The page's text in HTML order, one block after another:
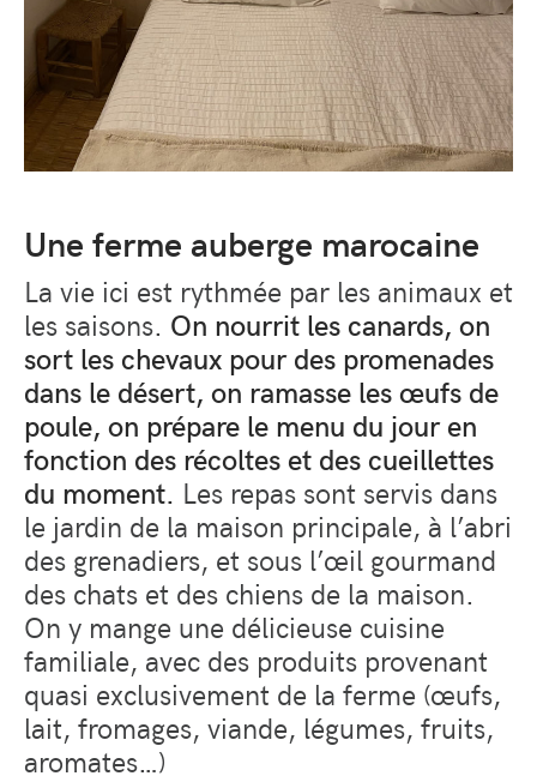
Une ferme auberge marocaine
La vie ici est rythmée par les animaux et
les saisons. On nourrit les canards, on
sort les chevaux pour des promenades
dans le désert, on ramasse les œufs de
poule, on prépare le menu du jour en
fonction des récoltes et des cueillettes
du moment. Les repas sont servis dans
le jardin de la maison principale, à l’abri
des grenadiers, et sous l’œil gourmand
des chats et des chiens de la maison.
On y mange une délicieuse cuisine
familiale, avec des produits provenant
quasi exclusivement de la ferme (œufs,
lait, fromages, viande, légumes, fruits,
aromates…)